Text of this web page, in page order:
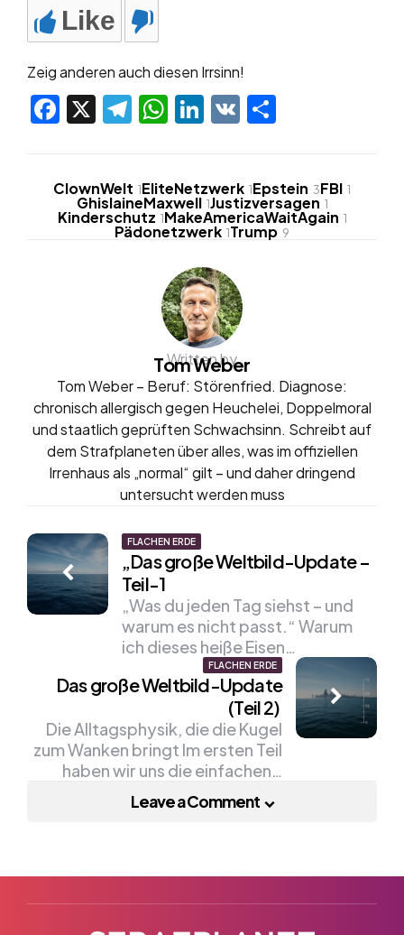
Like
Zeig anderen auch diesen Irrsinn!
Facebook
X Telegram
WhatsApp
LinkedIn
VK
ClownWelt 1EliteNetzwerk 1Epstein 3FBI 1
GhislaineMaxwell 1Justizversagen 1
Kinderschutz 1MakeAmericaWaitAgain 1
Pädonetzwerk 1Trump 9
Written by
Tom Weber
Tom Weber – Beruf: Störenfried. Diagnose:
chronisch allergisch gegen Heuchelei, Doppelmoral
und staatlich geprüften Schwachsinn. Schreibt auf
dem Strafplaneten über alles, was im offiziellen
Irrenhaus als „normal“ gilt – und daher dringend
untersucht werden muss
Post
navigation
FLACHEN ERDE
„Das große Weltbild-Update –
Teil-1
„Was du jeden Tag siehst – und
warum es nicht passt.“ Warum
ich dieses heiße Eisen…
FLACHEN ERDE
Das große Weltbild-Update
(Teil 2)
Die Alltagsphysik, die die Kugel
zum Wanken bringt Im ersten Teil
haben wir uns die einfachen…
Leave a Comment